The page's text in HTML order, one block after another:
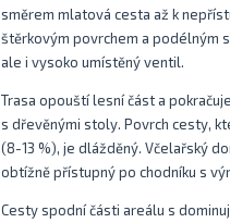
směrem mlatová cesta až k
štěrkovým povrchem a podélným
ale i vysoko umístěný ventil.
Trasa opouští lesní část a
s dřevěnými stoly. Povrch cesty,
(8-13 %), je dlážděný. Včelařský
obtížně přístupný po chodníku s
Cesty spodní části areálu s